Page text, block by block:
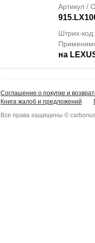
Артикул /
Штрих-
на
Соглашение о покупке и
Книга жалоб и предложений
Все права защищены ©